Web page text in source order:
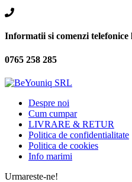
Informatii si comenzi telefonice
0765 258 285
Despre noi
Cum cumpar
LIVRARE & RETUR
Politica de confidentialitate
Politica de cookies
Info marimi
Urmareste-ne!